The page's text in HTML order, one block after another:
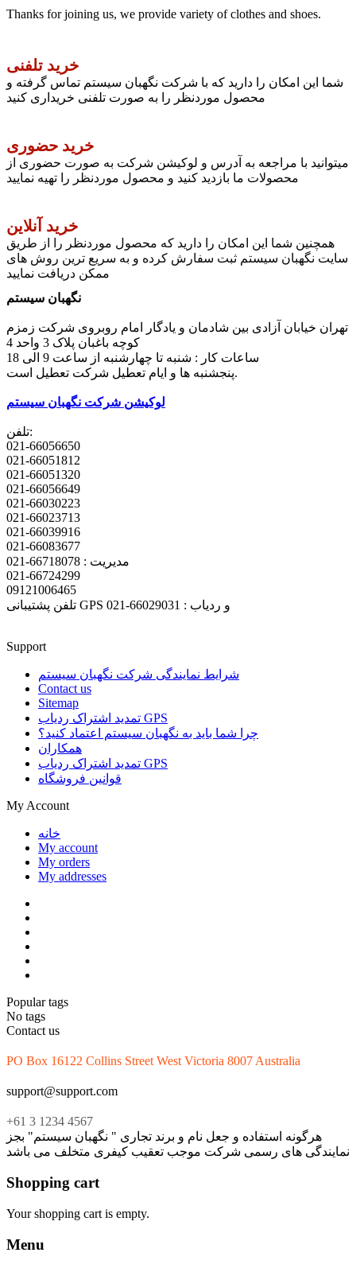
Thanks for joining us, we provide variety of clothes and shoes.
خرید تلفنی
شما این امکان را دارید که با شرکت نگهبان سیستم تماس گرفته و
محصول موردنظر را به صورت تلفنی خریداری کنید
خرید حضوری
میتوانید با مراجعه به آدرس و لوکیشن شرکت به صورت حضوری از
محصولات ما بازدید کنید و محصول موردنظر را تهیه نمایید
خرید آنلاین
همچنین شما این امکان را دارید که محصول موردنظر را از طریق
سایت نگهبان سیستم ثبت سفارش کرده و به سریع ترین روش های
ممکن دریافت نمایید
نگهبان سیستم
تهران خیابان آزادی بین شادمان و یادگار امام روبروی شرکت زمزم
کوچه باغبان پلاک 3 واحد 4
پنجشنبه ها و ایام تعطیل شرکت تعطیل است.
لوکیشن شرکت نگهبان سیستم
تلفن:
021-66056650
021-66051812
021-66051320
021-66056649
021-66030223
021-66023713
021-66039916
021-66083677
مدیریت : 66718078-021
021-66724299
09121006465
تلفن پشتیبانی GPS و ردیاب : 66029031-021
Support
شرایط نمایندگی شرکت نگهبان سیستم
Contact us
Sitemap
تمدید اشتراک ردیاب GPS
چرا شما باید به نگهبان سیستم اعتماد کنید؟
همکاران
تمدید اشتراک ردیاب GPS
قوانین فروشگاه
My Account
خانه
My account
My orders
My addresses
Popular tags
No tags
Contact us
PO Box 16122 Collins Street West Victoria 8007 Australia
support@support.com
+61 3 1234 4567
هرگونه استفاده و جعل نام و برند تجاری " نگهبان سیستم" بجز
نمایندگی های رسمی شرکت موجب تعقیب کیفری متخلف می باشد
Shopping cart
Your shopping cart is empty.
Menu